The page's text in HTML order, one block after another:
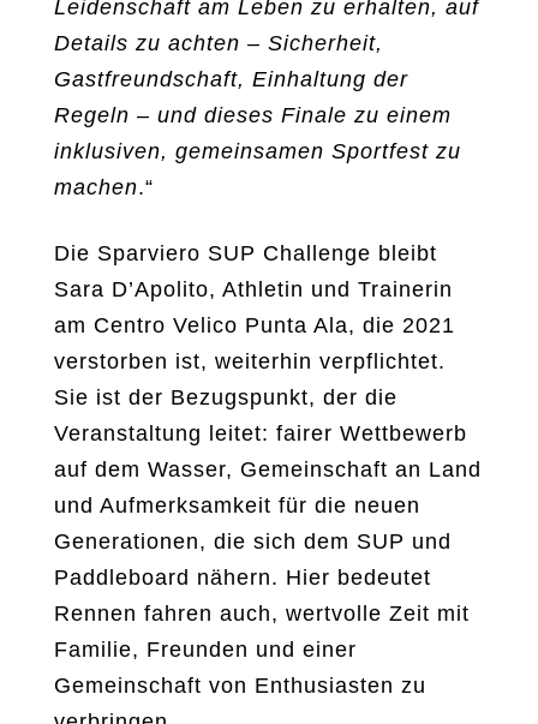
Leidenschaft am Leben zu erhalten, auf
Details zu achten – Sicherheit,
Gastfreundschaft, Einhaltung der
Regeln – und dieses Finale zu einem
inklusiven, gemeinsamen Sportfest zu
machen.“
Die Sparviero SUP Challenge bleibt
Sara D’Apolito, Athletin und Trainerin
am Centro Velico Punta Ala, die 2021
verstorben ist, weiterhin verpflichtet.
Sie ist der Bezugspunkt, der die
Veranstaltung leitet: fairer Wettbewerb
auf dem Wasser, Gemeinschaft an Land
und Aufmerksamkeit für die neuen
Generationen, die sich dem SUP und
Paddleboard nähern. Hier bedeutet
Rennen fahren auch, wertvolle Zeit mit
Familie, Freunden und einer
Gemeinschaft von Enthusiasten zu